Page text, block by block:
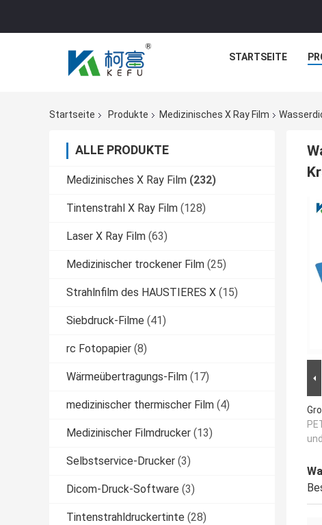
STARTSEITE
Startseite Produkte Medizinisches X Ray Film
ALLE PRODUKTE
Medizinisches X Ray Film (232)
Tintenstrahl X Ray Film (128)
Laser X Ray Film (63)
Medizinischer trockener Film (25)
Strahlnfilm des HAUSTIERES X (15)
Siebdruck-Filme (41)
rc Fotopapier (8)
Wärmeübertragungs-Film (17)
medizinischer thermischer Film (4)
Medizinischer Filmdrucker (13)
Selbstservice-Drucker (3)
Dicom-Druck-Software (3)
Tintenstrahldruckertinte (28)